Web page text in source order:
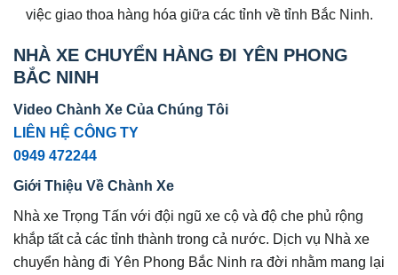
việc giao thoa hàng hóa giữa các tỉnh về tỉnh Bắc Ninh.
NHÀ XE CHUYỂN HÀNG ĐI YÊN PHONG
BẮC NINH
Video Chành Xe Của Chúng Tôi
LIÊN HỆ CÔNG TY
0949 472244
Giới Thiệu Về Chành Xe
Nhà xe Trọng Tấn với đội ngũ xe cộ và độ che phủ rộng
khắp tất cả các tỉnh thành trong cả nước. Dịch vụ Nhà xe
chuyển hàng đi Yên Phong Bắc Ninh ra đời nhằm mang lại